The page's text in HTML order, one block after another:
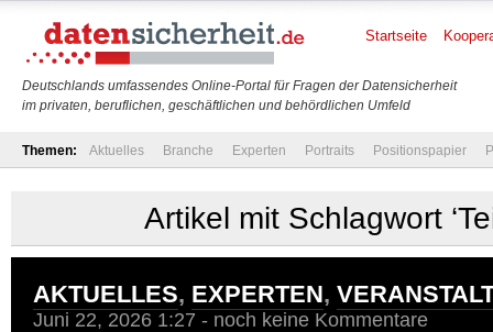
Deutschlands umfassendes Online-Portal für Fragen der Datensicherheit
im privaten, beruflichen, geschäftlichen und behördlichen Umfeld
Startseite
Themen: Aktuelles Branche Experten Portraits Positionspapier
Artikel mit Schlagwort
AKTUELLES, EXPERTEN,
Juni 22, 2026 1:27 - noch keine Kommentare